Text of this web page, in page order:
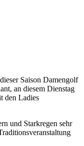
Saison Damengolf
an diesem Dienstag
den Ladies
und Starkregen sehr